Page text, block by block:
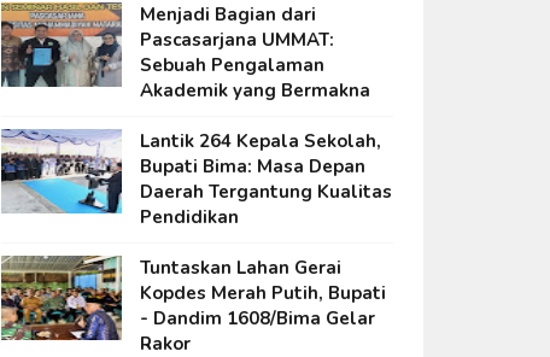
Menjadi Bagian dari
Pascasarjana UMMAT:
Sebuah Pengalaman
Akademik yang Bermakna
Lantik 264 Kepala Sekolah,
Bupati Bima: Masa Depan
Daerah Tergantung Kualitas
Pendidikan
Tuntaskan Lahan Gerai
Kopdes Merah Putih, Bupati
- Dandim 1608/Bima Gelar
Rakor